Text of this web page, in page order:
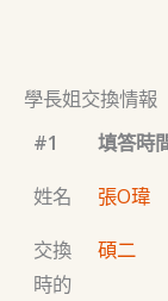
學長姐交換情報
#1
填答時
姓名
張O瑋
交換
時的
碩二